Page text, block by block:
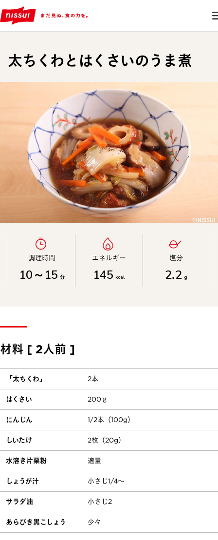
太ちくわとはくさいのうま煮
調理時間​
10～15 分
エネルギー​
145 kcal
塩分​
2.2 g
材料 [ 2人前 ]
「太ちくわ」 2本
はくさい 200ｇ
にんじん 1/2本（100g）
しいたけ 2枚（20g）
水溶き片栗粉 適量
しょうが汁 小さじ1/4～
サラダ油 小さじ2
あらびき黒こしょう 少々